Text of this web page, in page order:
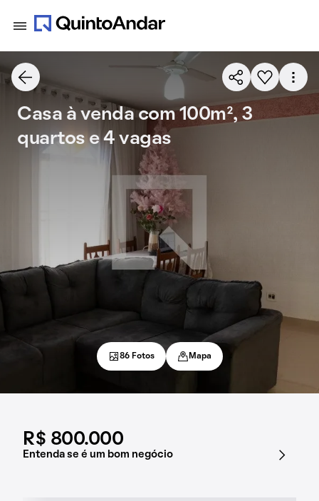
R$ 800.000
Entenda se é um bom negócio
Casa à venda com 100m², 3
quartos e 4 vagas
86 Fotos Mapa